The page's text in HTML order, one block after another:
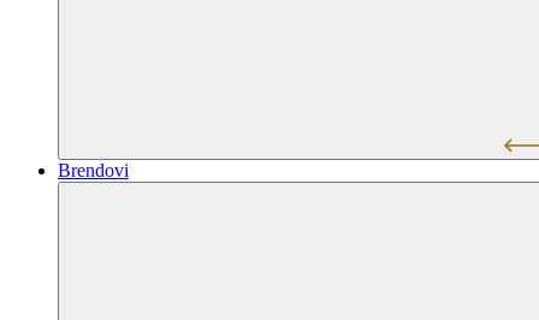
Brendovi